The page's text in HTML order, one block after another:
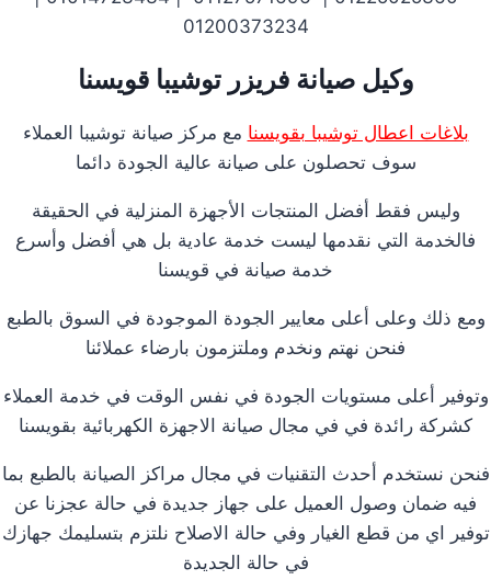
01200373234
وكيل صيانة فريزر توشيبا قويسنا
بلاغات اعطال توشيبا بقويسنا مع مركز صيانة توشيبا العملاء
سوف تحصلون على صيانة عالية الجودة دائما
وليس فقط أفضل المنتجات الأجهزة المنزلية في الحقيقة
فالخدمة التي نقدمها ليست خدمة عادية بل هي أفضل وأسرع
خدمة صيانة في قويسنا
ومع ذلك وعلى أعلى معايير الجودة الموجودة في السوق بالطبع
فنحن نهتم ونخدم وملتزمون بارضاء عملائنا
وتوفير أعلى مستويات الجودة في نفس الوقت في خدمة العملاء
كشركة رائدة في في مجال صيانة الاجهزة الكهربائية بقويسنا
فنحن نستخدم أحدث التقنيات في مجال مراكز الصيانة بالطبع بما
فيه ضمان وصول العميل على جهاز جديدة في حالة عجزنا عن
توفير اي من قطع الغيار وفي حالة الاصلاح نلتزم بتسليمك جهازك
في حالة الجديدة